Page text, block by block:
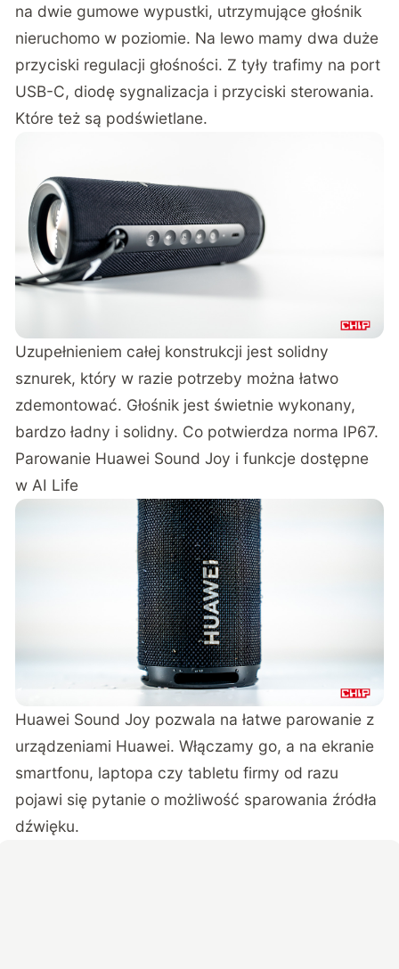
na dwie gumowe wypustki, utrzymujące głośnik
nieruchomo w poziomie. Na lewo mamy dwa duże
przyciski regulacji głośności. Z tyły trafimy na port
USB-C, diodę sygnalizacja i przyciski sterowania.
Które też są podświetlane.
Uzupełnieniem całej konstrukcji jest solidny
sznurek, który w razie potrzeby można łatwo
zdemontować. Głośnik jest świetnie wykonany,
bardzo ładny i solidny. Co potwierdza norma IP67.
Parowanie Huawei Sound Joy i funkcje dostępne
w AI Life
Huawei Sound Joy pozwala na łatwe parowanie z
urządzeniami Huawei. Włączamy go, a na ekranie
smartfonu, laptopa czy tabletu firmy od razu
pojawi się pytanie o możliwość sparowania źródła
dźwięku.